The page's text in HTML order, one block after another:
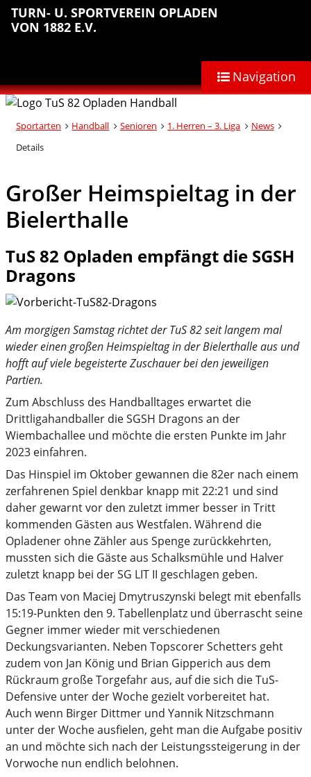
Sprungmarken
Inhalt
anspringen
Hauptnavigation
anspringen
Abteilungsnavigation
anspringen
Fußbereich
anspringen
TURN- U. SPORTVEREIN OPLADEN
VON 1882 E.V.
Navigation
Sportarten Handball Senioren 1. Herren – 3. Liga
News
Details
Großer Heimspieltag in der
Bielerthalle
TuS 82 Opladen empfängt die SGSH
Dragons
Am morgigen Samstag richtet der TuS 82 seit langem mal
wieder einen großen Heimspieltag in der Bielerthalle aus und
hofft auf viele begeisterte Zuschauer bei den jeweiligen
Partien.
Zum Abschluss des Handballtages erwartet die
Drittligahandballer die SGSH Dragons an der
Wiembachallee und möchte die ersten Punkte im Jahr
2023 einfahren.
Das Hinspiel im Oktober gewannen die 82er nach einem
zerfahrenen Spiel denkbar knapp mit 22:21 und sind
daher gewarnt vor den zuletzt immer besser in Tritt
kommenden Gästen aus Westfalen. Während die
Opladener ohne Zähler aus Spenge zurückkehrten,
mussten sich die Gäste aus Schalksmühle und Halver
zuletzt knapp bei der SG LIT II geschlagen geben.
Das Team von Maciej Dmytruszynski belegt mit ebenfalls
15:19-Punkten den 9. Tabellenplatz und überrascht seine
Gegner immer wieder mit verschiedenen
Deckungsvarianten. Neben Topscorer Schetters geht
zudem von Jan König und Brian Gipperich aus dem
Rückraum große Torgefahr aus, auf die sich die TuS-
Defensive unter der Woche gezielt vorbereitet hat.
Auch wenn Birger Dittmer und Yannik Nitzschmann
unter der Woche ausfielen, geht man die Aufgabe positiv
an und möchte sich nach der Leistungssteigerung in der
Vorwoche nun endlich belohnen.